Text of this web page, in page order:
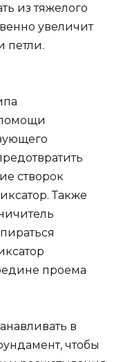
из тяжелого
увеличит
петли.
створок
Также
проема
в
чтобы